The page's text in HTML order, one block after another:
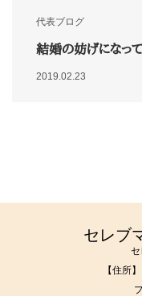
代表ブログ
結婚の妨げになっ
2019.02.23
セレブ
【住所